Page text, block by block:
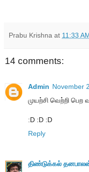
Prabu Krishna at 11:33
14 comments:
Admin November
முயற்சி வெற்றி
:D :D :D
Reply
திண்டுக்கல்